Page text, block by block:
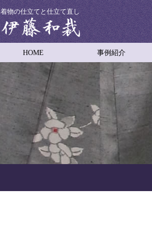
着物の仕立てと仕立て直し
HOME 事例紹介
着物の仕立て
着物の仕立て直し
男物着物の仕立て
子供用着物の仕立て
着物コートの仕立て
羽織り
舞台衣装
振袖の裾引き